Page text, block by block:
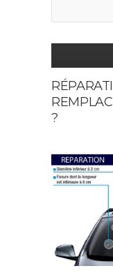
This
field
should
left
blank
?